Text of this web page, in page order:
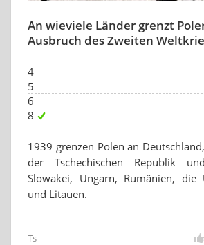
An wieviele Länder grenzt
Ausbruch des Zweiten
4
5
6
8
1939 grenzen Polen an
der Tschechischen Republik
Slowakei, Ungarn, Rumänien, die
und Litauen.
Ts